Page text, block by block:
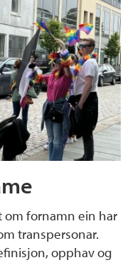
om fornamn ein har
transpersonar.
opphav og